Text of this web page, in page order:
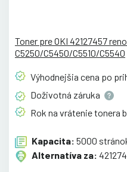
Toner pre OKI 42127457
C5250/C5450/C5510/C5540
Výhodnejšia cena po
Doživotná záruka
Rok na vrátenie tonera
Kapacita: 5000
Alternatíva za: